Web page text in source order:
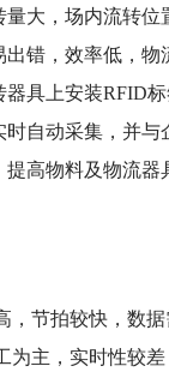
大，场内流转位
出错，效率低，物
器具上安装RFID
自动采集，并与
提高物料及物流
，节拍较快，数
为主，实时性较